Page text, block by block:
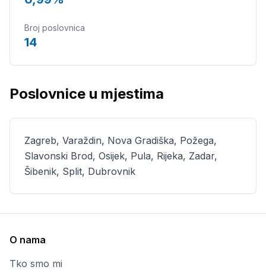
Broj poslovnica
14
Poslovnice u mjestima
Zagreb, Varaždin, Nova Gradiška, Požega,
Slavonski Brod, Osijek, Pula, Rijeka, Zadar,
Šibenik, Split, Dubrovnik
O nama
Tko smo mi